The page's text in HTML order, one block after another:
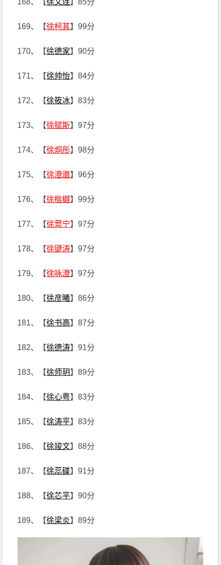
168、【徐文连】85分
169、【徐柯其】99分
170、【徐德家】90分
171、【徐帅怡】84分
172、【徐筱冰】83分
173、【徐赋斯】97分
174、【徐烔彤】98分
175、【徐澄邈】96分
176、【徐楷樾】99分
177、【徐莺宁】97分
178、【徐键涛】97分
179、【徐咏澄】97分
180、【徐彦曦】86分
181、【徐书高】87分
182、【徐德涛】91分
183、【徐师玥】89分
184、【徐心粤】83分
185、【徐涛平】83分
186、【徐竣文】88分
187、【徐蕊碟】91分
188、【徐芯平】90分
189、【徐梁炎】89分